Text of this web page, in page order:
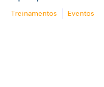
Treinamentos Eventos